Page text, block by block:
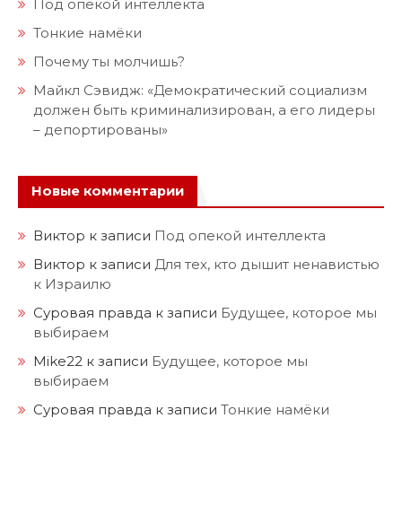
Под опекой интеллекта
Тонкие намёки
Почему ты молчишь?
Майкл Сэвидж: «Демократический социализм
должен быть криминализирован, а его лидеры
– депортированы»
Новые комментарии
Виктор к записи Под опекой интеллекта
Виктор к записи Для тех, кто дышит ненавистью
к Израилю
Суровая правда к записи Будущее, которое мы
выбираем
Mike22 к записи Будущее, которое мы
выбираем
Суровая правда к записи Тонкие намёки